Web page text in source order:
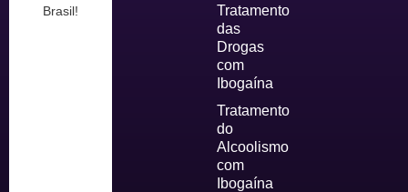
Brasil!
Tratamento
das
Drogas
com
Ibogaína
Tratamento
do
Alcoolismo
com
Ibogaína